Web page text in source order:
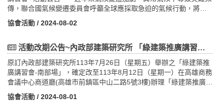
期二、三、四)-即日起至113年10月16日（星期三）止。
(南部場)10月29、30、31日(星期二、三、四)-即日起至113
年10月23日（星期三）止。（二）報名方式： 採線上報名：
共2天課程。(建築師、技師、綠建築講師、示範基地志工、導遊、
領隊等其他職業)低碳綠建築導遊：全程參加培訓(含成果分享)-共3
天課程。(帶團資格-綠建築導遊/領隊，需有導遊領隊證)（五）連絡
方式：社團法人台灣綠建築發展協會 黃先生、陳先生連絡電話：
市新店區民權路95號3樓E-MAIL：luewei@taiwangbc.org.tw
傳，聯合國氣候變遷委員會呼籲全球應採取急迫的氣候行動，將全
球溫室氣體排放量減量，並於2050年達到淨零，為達成2050淨零建
築之願景，行政院國家發展委員會於111年3月30日發布我國2050淨
所於111年1月1日公告實施「建築能效評估系統」，由公有建築物帶
得綠建築標章建築物之建築能源效率。本次課程以「建築能效診斷
與評估作業流程」為主題，使與會者了解現行建築能效評估作業流
程，並針對我國建築節能政策與策略、智慧系統控制結合能源效率
管理之應用以及3件近零碳建築(第1+級)案例實踐分享等議題進行說
協會活動 / 2024-08-02
活動改期公告~內政部建築研究所 「綠建築推廣講習會-南部場」改至8/12辦理~!
原訂內政部建築研究所113年7月26日（星期五）舉辦之「綠建築推
廣講習會-南部場」，確定改至113年8月12日（星期一）在高雄商務
會議中心商道廳(高雄市前鎮區中山二路5號3樓)辦理「綠建築推廣講
習會-南部場」。
協會活動 / 2024-08-01